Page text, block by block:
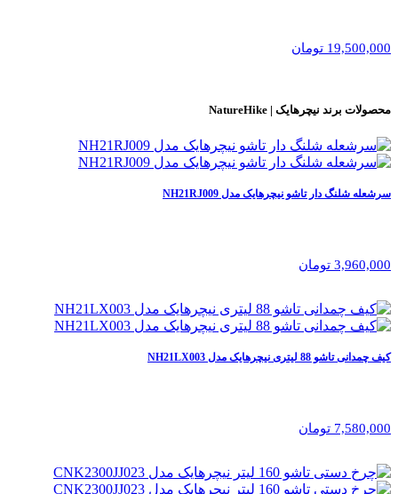
19,500,000 تومان
محصولات برند نیچرهایک | NatureHike
سرشعله شلنگ دار تاشو نیچرهایک مدل NH21RJ009
3,960,000 تومان
کیف چمدانی تاشو 88 لیتری نیچرهایک مدل NH21LX003
7,580,000 تومان